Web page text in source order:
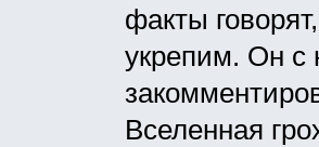
факты
укрепим. Он с
Вселенная